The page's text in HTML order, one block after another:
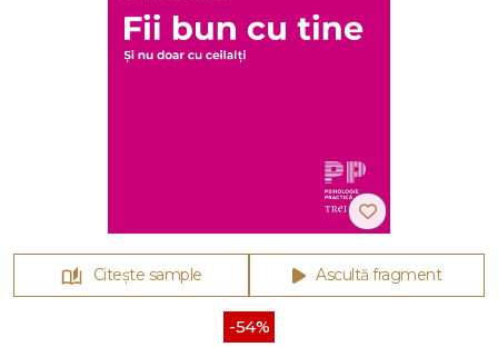
Citește sample Ascultă fragment
-54%